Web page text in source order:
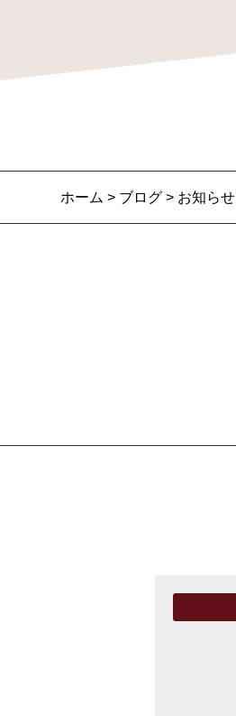
ホーム> ブログ > お知らせ